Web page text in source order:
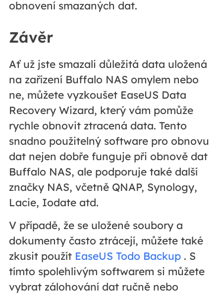
obnovení smazaných dat.
Závěr
Ať už jste smazali důležitá data uložená
na zařízení Buffalo NAS omylem nebo
ne, můžete vyzkoušet EaseUS Data
Recovery Wizard, který vám pomůže
rychle obnovit ztracená data. Tento
snadno použitelný software pro obnovu
dat nejen dobře funguje při obnově dat
Buffalo NAS, ale podporuje také další
značky NAS, včetně QNAP, Synology,
Lacie, Iodate atd.
V případě, že se uložené soubory a
dokumenty často ztrácejí, můžete také
zkusit použít EaseUS Todo Backup. S
tímto spolehlivým softwarem si můžete
vybrat zálohování dat ručně nebo